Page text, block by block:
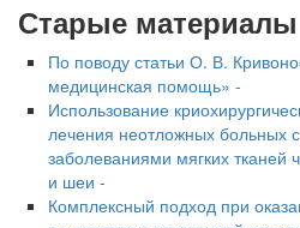
Старые материалы
По поводу статьи О. В.
медицинская помощь» -
Использование
лечения неотложных больных
заболеваниями мягких тканей
и шеи -
Комплексный подход при